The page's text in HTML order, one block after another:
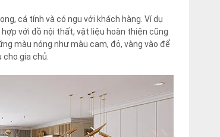
cá tính và có ngu với khách hàng. Ví dụ
với đồ nội thất, vật liệu hoàn thiện cũng
màu nóng như màu cam, đỏ, vàng vào để
gia chủ.